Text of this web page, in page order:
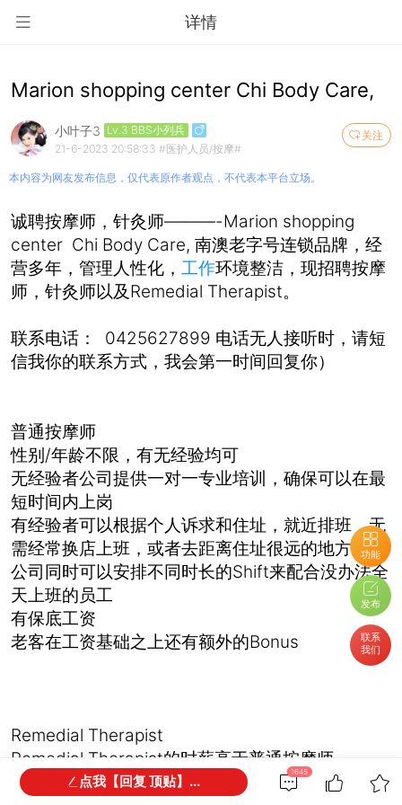
详情
功能
发布
联系
我们
Marion shopping center Chi Body Care,
关注
小叶子3 Lv.3 BBS小列兵
21-6-2023 20:58:33 #医护人员/按摩#
本内容为网友发布信息，仅代表原作者观点，不代表本平台立场。
诚聘按摩师，针灸师———-Marion shopping
center Chi Body Care, 南澳老字号连锁品牌，经
营多年，管理人性化，工作环境整洁，现招聘按摩
师，针灸师以及Remedial Therapist。
联系电话： 0425627899 电话无人接听时，请短
信我你的联系方式，我会第一时间回复你）
普通按摩师
性别/年龄不限，有无经验均可
无经验者公司提供一对一专业培训，确保可以在最
短时间内上岗
有经验者可以根据个人诉求和住址，就近排班，无
需经常换店上班，或者去距离住址很远的地方上班
公司同时可以安排不同时长的Shift来配合没办法全
天上班的员工
有保底工资
老客在工资基础之上还有额外的Bonus
Remedial Therapist
Remedial Therapist的时薪高于普通按摩师
要求持有Diploma of Remedial Massage
1645
点我【回复 顶贴】...